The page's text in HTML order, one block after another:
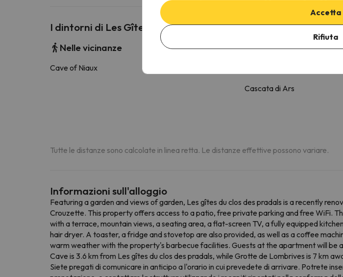
I dintorni di Les Gîtes Du Clos Des Pradals
Nelle vicinanze
Cave of Niaux
Luoghi di interesse
Cascata di Ars
Tutte le distanze sono calcolate in linea retta. Le distanze effettive possono variare.
Informazioni sull'alloggio
Featuring a garden and views of garden, Les gîtes du clos des pradals is a recently
Crouzette. This property offers access to a patio, free private parking and free WiFi.
with a terrace, mountain views, a seating area, a flat-screen TV, a fully equipped
hair dryer. A toaster, a fridge and stovetop are also provided, as well as a coffee
warm weather with the property's barbecue facilities. Guests at the apartment will be
Cave is 3.6 km from Les gîtes du clos des pradals, while Grotte de Lombrives is 7 km
Siete pregati di comunicare in anticipo a l'orario in cui prevedete di arrivare. Potrete
Accetta
Rifiuta